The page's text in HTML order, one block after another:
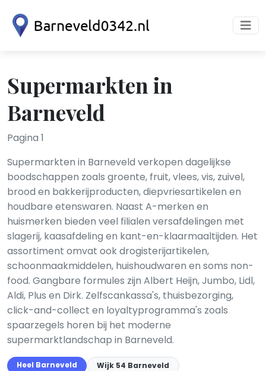
Supermarkten in
Barneveld
Pagina 1
Supermarkten in Barneveld verkopen dagelijkse
boodschappen zoals groente, fruit, vlees, vis, zuivel,
brood en bakkerijproducten, diepvriesartikelen en
houdbare etenswaren. Naast A-merken en
huismerken bieden veel filialen versafdelingen met
slagerij, kaasafdeling en kant-en-klaarmaaltijden. Het
assortiment omvat ook drogisterijartikelen,
schoonmaakmiddelen, huishoudwaren en soms non-
food. Gangbare formules zijn Albert Heijn, Jumbo, Lidl,
Aldi, Plus en Dirk. Zelfscankassa's, thuisbezorging,
click-and-collect en loyaltyprogramma's zoals
spaarzegels horen bij het moderne
supermarktlandschap in Barneveld.
Heel Barneveld
Wijk 54 Barneveld